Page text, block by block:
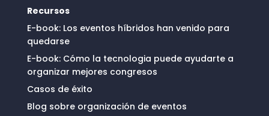
Recursos
E-book: Los eventos híbridos han venido para
quedarse
E-book: Cómo la tecnologia puede ayudarte a
organizar mejores congresos
Casos de éxito
Blog sobre organización de eventos